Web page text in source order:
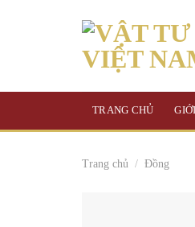
TRANG CHỦ
Trang chủ / Đồng